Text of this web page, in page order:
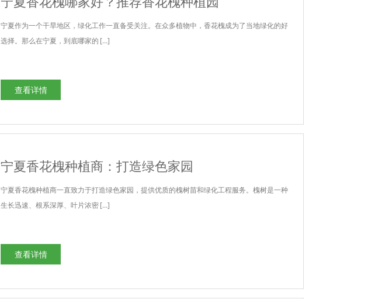
宁夏作为一个干旱地区，绿化工作一直备受关注。在众多植物中，香花槐成为了当地绿化的好
选择。那么在宁夏，到底哪家的 […]
查看详情
宁夏香花槐种植商：打造绿色家园
宁夏香花槐种植商一直致力于打造绿色家园，提供优质的槐树苗和绿化工程服务。槐树是一种
生长迅速、根系深厚、叶片浓密 […]
查看详情